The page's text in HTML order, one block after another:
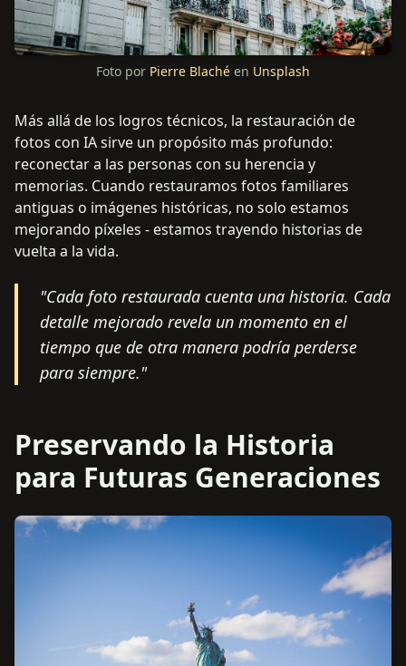
Foto por Pierre Blaché en Unsplash
Más allá de los logros técnicos, la restauración de
fotos con IA sirve un propósito más profundo:
reconectar a las personas con su herencia y
memorias. Cuando restauramos fotos familiares
antiguas o imágenes históricas, no solo estamos
mejorando píxeles - estamos trayendo historias de
vuelta a la vida.
"Cada foto restaurada cuenta una historia. Cada
detalle mejorado revela un momento en el
tiempo que de otra manera podría perderse
para siempre."
Preservando la Historia
para Futuras Generaciones